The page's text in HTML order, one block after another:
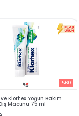
Black Berry Bitkisel